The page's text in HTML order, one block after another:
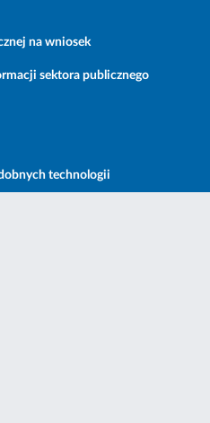
na wniosek
sektora publicznego
technologii